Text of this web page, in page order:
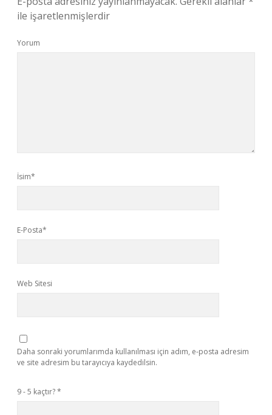
ile işaretlenmişlerdir
Yorum
İsim*
E-Posta*
Web Sitesi
Daha sonraki yorumlarımda kullanılması için adım, e-posta adresim
ve site adresim bu tarayıcıya kaydedilsin.
9 - 5 kaçtır?*